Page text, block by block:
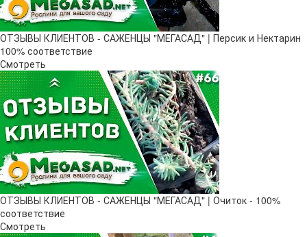
ОТЗЫВЫ КЛИЕНТОВ - САЖЕНЦЫ "МЕГАСАД" | Персик и Нектарин
100% соответствие
Смотреть
ОТЗЫВЫ КЛИЕНТОВ - САЖЕНЦЫ "МЕГАСАД" | Очиток - 100%
соответствие
Смотреть